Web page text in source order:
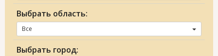
Выбрать область:
Все
Выбрать город: